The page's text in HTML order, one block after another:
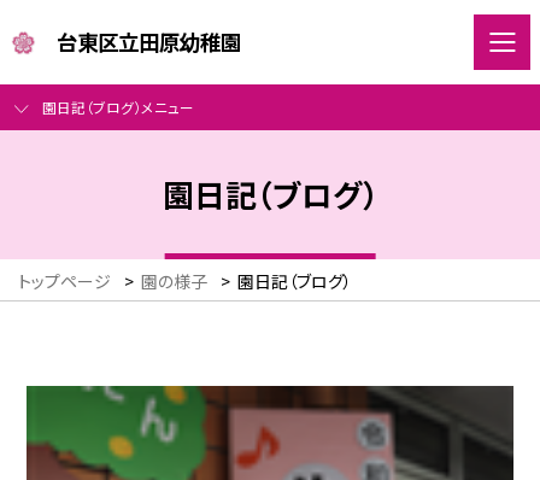
台東区立田原幼稚園
園日記（ブログ）メニュー
園日記（ブログ）
トップページ > 園の様子 > 園日記（ブログ）